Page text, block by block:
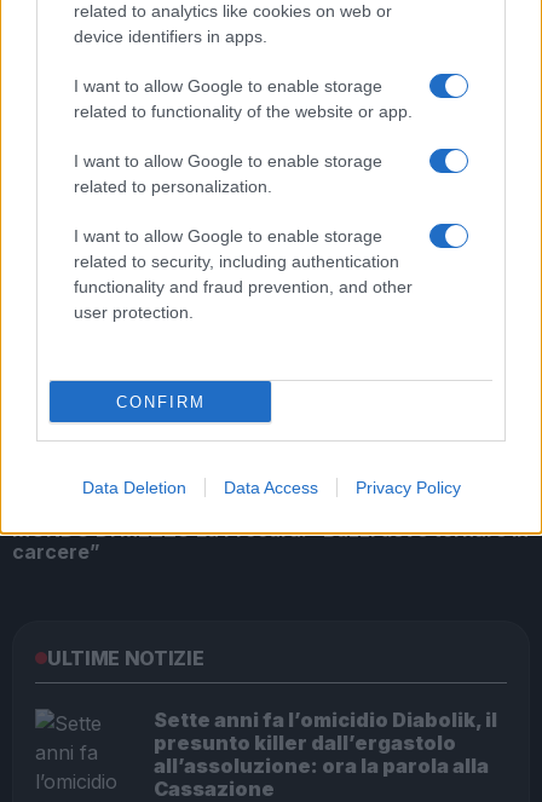
related to analytics like cookies on web or
device identifiers in apps.
I want to allow Google to enable storage
related to functionality of the website or app.
I want to allow Google to enable storage
related to personalization.
I want to allow Google to enable storage
related to security, including authentication
functionality and fraud prevention, and other
user protection.
CONFIRM
Data Deletion Data Access Privacy Policy
MONDO DI MEZZO – 6 anni in appello per Gianni
Alemanno
ROMA MONDO DI MEZZO Salvatore Buzzi ai
MONDO DI MEZZO La Procura: “Buzzi deve tornare in
carcere”
ULTIME NOTIZIE
Sette anni fa l’omicidio Diabolik, il
presunto killer dall’ergastolo
all’assoluzione: ora la parola alla
Cassazione